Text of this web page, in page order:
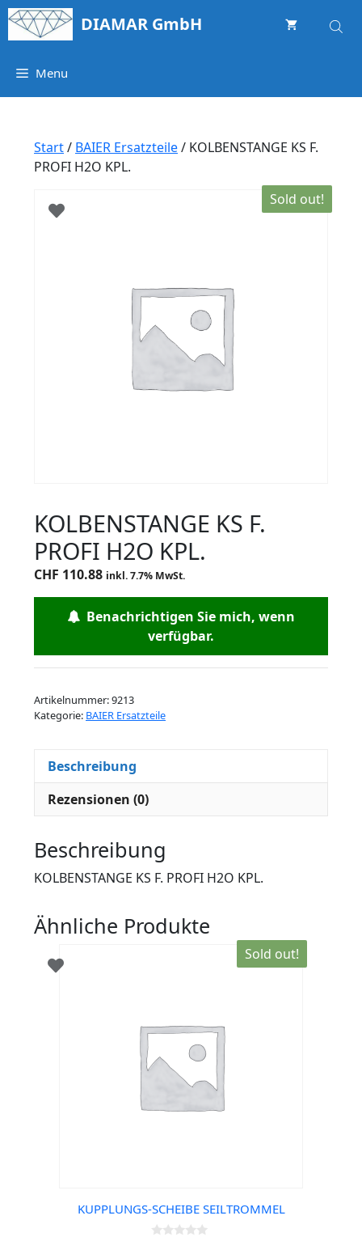
Springe
zum
DIAMAR GmbH
Menu
Start/ BAIER Ersatzteile/ KOLBENSTANGE KS F.
PROFI H2O KPL.
Sold out!
KOLBENSTANGE KS F.
PROFI H2O KPL.
CHF 110.88 inkl. 7.7% MwSt.
Benachrichtigen Sie mich, wenn
verfügbar.
Artikelnummer:9213
Kategorie: BAIER Ersatzteile
Beschreibung
Rezensionen (0)
Beschreibung
KOLBENSTANGE KS F. PROFI H2O KPL.
Ähnliche Produkte
Sold out!
KUPPLUNGS-SCHEIBE SEILTROMMEL